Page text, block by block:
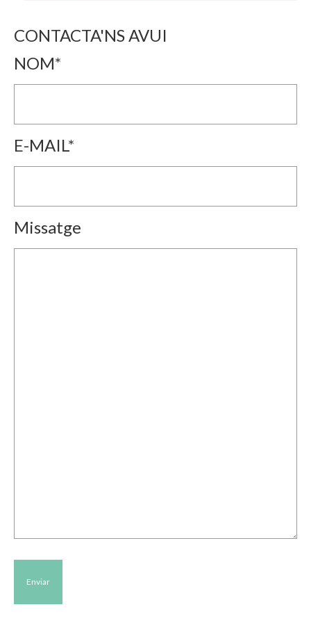
CONTACTA'NS AVUI
NOM*
E-MAIL*
Missatge